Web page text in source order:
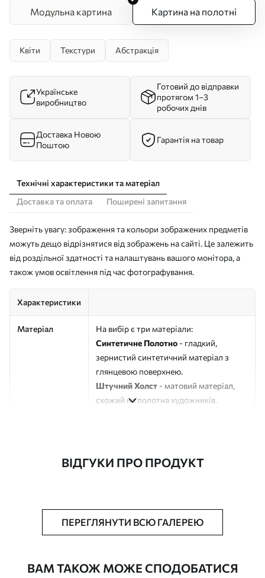
Модульна картина Картина на полотні
Квіти Текстури Абстракція
Українське
виробництво
Готовий до відправки
протягом 1–3
робочих днів
Доставка Новою
Поштою
Гарантія на товар
Технічні характеристики та матеріал
Доставка та оплата
Поширені запитання
Зверніть увагу: зображення та кольори зображених предметів
можуть дещо відрізнятися від зображень на сайті. Це залежить
від роздільної здатності та налаштувань вашого монітора, а
також умов освітлення під час фотографування.
Характеристики
Матеріал
На вибір є три матеріали:
Синтетичне Полотно - гладкий,
зернистий синтетичний матеріал з
глянцевою поверхнею.
Штучний Холст - матовий матеріал,
схожий на полотна художників.
Додатково Можна додати лакове покриття.
ВІДГУКИ ПРО ПРОДУКТ
ПЕРЕГЛЯНУТИ ВСЮ ГАЛЕРЕЮ
ВАМ ТАКОЖ МОЖЕ СПОДОБАТИСЯ